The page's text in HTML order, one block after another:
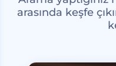
arasında keşfe